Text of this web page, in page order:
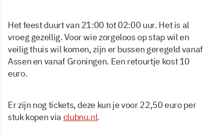
Het feest duurt van 21:00 tot 02:00 uur. Het is al
vroeg gezellig. Voor wie zorgeloos op stap wil en
veilig thuis wil komen, zijn er bussen geregeld vanaf
Assen en vanaf Groningen. Een retourtje kost 10
euro.
Er zijn nog tickets, deze kun je voor 22,50 euro per
stuk kopen via clubnu.nl.